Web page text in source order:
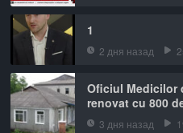
1
2 дня назад
Oficiul Medicilor
renovat cu 800
3 дня назад